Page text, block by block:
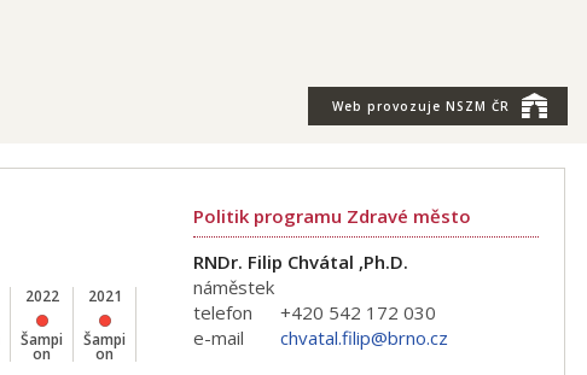
Web provozuje NSZM ČR
2022
Šampi
on
2021
Šampi
on
2019
Šampi Šampi Šampi
on
Šampi
Politik programu Zdravé město
RNDr. Filip Chvátal ,Ph.D.
náměstek
telefon
+420 542 172 030
e-mail
chvatal.filip@brno.cz